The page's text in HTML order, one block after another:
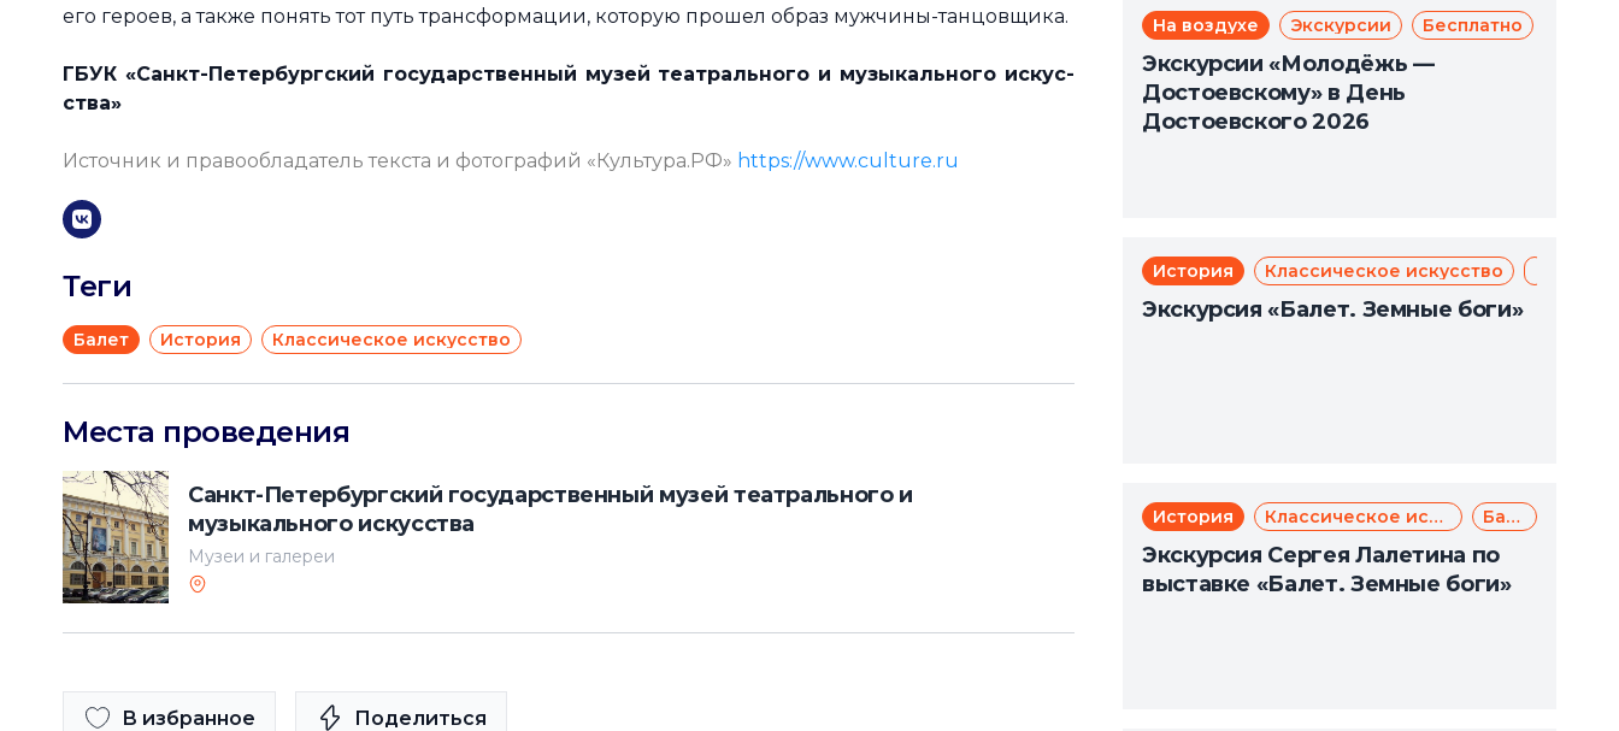
его героев, а также понять тот путь трансформации, которую прошел образ мужчины-танцовщика.
ГБУК «Санкт-Петербургский государственный музей театрального и музыкального искус­
ства»
Источник и правообладатель текста и фотографий «Культура.РФ» https://www.culture.ru
Теги
Балет История Классическое искусство
Места проведения
Санкт-Петербургский государственный музей театрального и
музыкального искусства
Музеи и галереи
В избранное Поделиться
На воздухе Экскурсии Бесплатно
Экскурсии «Молодёжь —
Достоевскому» в День
Достоевского 2026
История Классическое искусство
Экскурсия «Балет. Земные боги»
История Классическое искусство Балет
Экскурсия Сергея Лалетина по
выставке «Балет. Земные боги»